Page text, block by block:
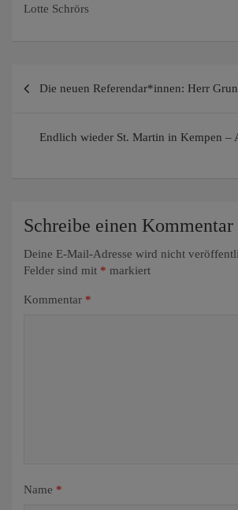
Lotte Schrörs
Die neuen Referendar*innen: Herr
Endlich wieder St. Martin in Kempen –
Schreibe einen Kommentar
Deine E-Mail-Adresse wird nicht
Felder sind mit * markiert
Kommentar *
Name *